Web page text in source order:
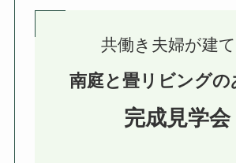
共働き夫婦が建
南庭と畳リビングの
完成見学会